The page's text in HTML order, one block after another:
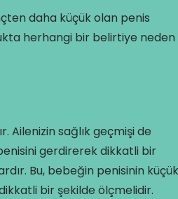
daha küçük olan penis
herhangi bir belirtiye neden
Ailenizin sağlık geçmişi de
gerdirerek dikkatli bir
Bu, bebeğin penisinin küçük
bir şekilde ölçmelidir.